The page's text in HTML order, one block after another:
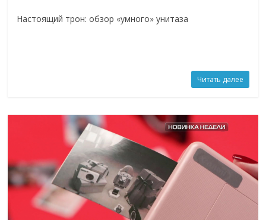
Настоящий трон: обзор «умного» унитаза
Читать далее